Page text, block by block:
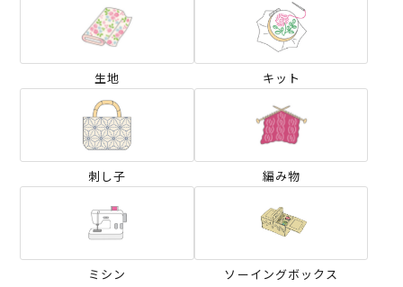
生地 キット
刺し子 編み物
ミシン ソーイングボックス